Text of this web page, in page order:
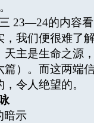
23—24的内容
我们便很难了
天主是生命之源
篇）。而这两端
令人绝望的。
暗示